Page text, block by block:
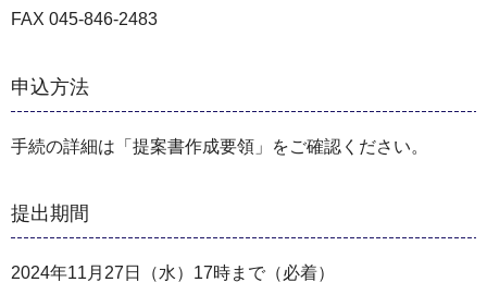
FAX 045-846-2483
申込方法
⼿続の詳細は「提案書作成要領」をご確認ください。
提出期間
2024年11⽉27⽇（水）17時まで（必着）